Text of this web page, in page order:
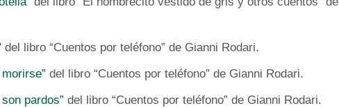
del libro “Cuentos por teléfono” de Gianni Rodari.
del libro “Cuentos por teléfono” de Gianni Rodari.
pardos” del libro “Cuentos por teléfono” de Gianni Rodari.